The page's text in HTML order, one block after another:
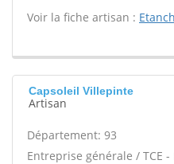
Voir la fiche artisan :
Capsoleil Villepinte
Artisan
Département: 93
Entreprise générale / TCE